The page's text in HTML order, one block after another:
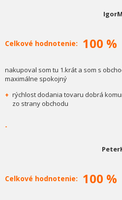
Celkové hodnotenie: 100 %
nakupoval som tu 1.krát a som s
maximálne spokojný
+ rýchlost dodania tovaru dobrá
zo strany obchodu
-
Celkové hodnotenie: 100 %